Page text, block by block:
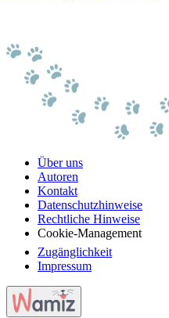
Über uns
Autoren
Kontakt
Datenschutzhinweise
Rechtliche Hinweise
Cookie-Management
Zugänglichkeit
Impressum